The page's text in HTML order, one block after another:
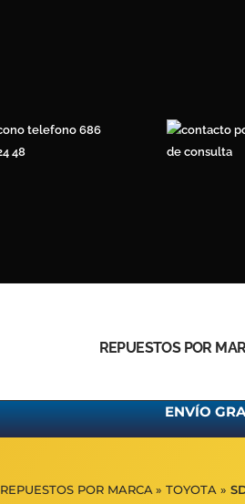
686
48
de consulta
REPUESTOS POR
ENVÍO
REPUESTOS POR MARCA TOYOTA